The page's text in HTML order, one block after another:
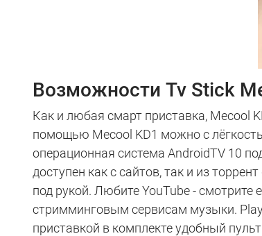
Возможности Tv Stick
Как и любая смарт приставка, Mecool
помощью Mecool KD1 можно с
операционная система AndroidTV 10
доступен как с сайтов, так и из
под рукой. Любите YouTube -
стримминговым сервисам музыки.
приставкой в комплекте удобный